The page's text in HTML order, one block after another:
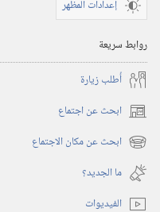
إعدادات المظهر
روابط سريعة
أُطلب زيارة
ابحث عن اجتماع (يفتح
نافذة ابحث عن مكان الاجتماع (يفتح
نافذة
جديدة)
ما الجديد؟‏
الفيديوات